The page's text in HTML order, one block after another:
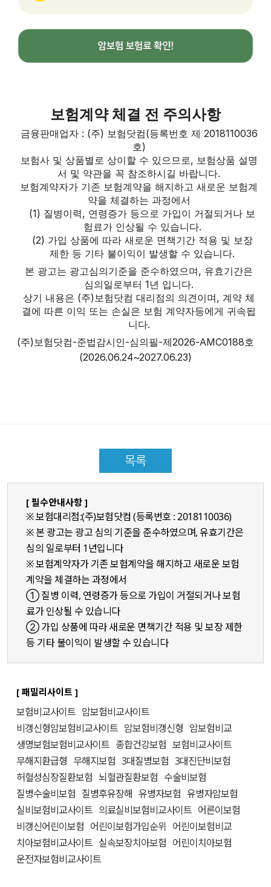
보험계약 체결 전 주의사항
금융판매업자 : (주) 보험닷컴(등록번호 제 2018110036
호)
보험사 및 상품별로 상이할 수 있으므로, 보험상품 설명
서 및 약관을 꼭 참조하시길 바랍니다.
보험계약자가 기존 보험계약을 해지하고 새로운 보험계
약을 체결하는 과정에서
(1) 질병이력, 연령증가 등으로 가입이 거절되거나 보
험료가 인상될 수 있습니다.
(2) 가입 상품에 따라 새로운 면책기간 적용 및 보장
제한 등 기타 불이익이 발생할 수 있습니다.
본 광고는 광고심의기준을 준수하였으며, 유효기간은
심의일로부터 1년 입니다.
상기 내용은 (주)보험닷컴 대리점의 의견이며, 계약 체
결에 따른 이익 또는 손실은 보험 계약자등에게 귀속됩
니다.
(주)보험닷컴-준법감시인-심의필-제2026-AMC0188호
(2026.06.24~2027.06.23)
목록
[ 필수안내사항 ]
※ 보험대리점:(주)보험닷컴 (등록번호 : 2018110036)
※ 본 광고는 광고 심의 기준을 준수하였으며, 유효기간은
심의 일로부터 1년입니다
※ 보험계약자가 기존 보험계약을 해지하고 새로운 보험
계약을 체결하는 과정에서
① 질병 이력, 연령증가 등으로 가입이 거절되거나 보험
료가 인상될 수 있습니다
② 가입 상품에 따라 새로운 면책기간 적용 및 보장 제한
등 기타 불이익이 발생할 수 있습니다
[ 패밀리사이트 ]
보험비교사이트 암보험비교사이트
비갱신형암보험비교사이트 암보험비갱신형 암보험비교
생명보험보험비교사이트 종합건강보험 보험비교사이트
무해지환급형 무해지보험 3대질병보험 3대진단비보험
허혈성심장질환보험 뇌혈관질환보험 수술비보험
질병수술비보험 질병후유장해 유병자보험 유병자암보험
실비보험비교사이트 의료실비보험비교사이트 어른이보험
비갱신어린이보험 어린이보험가입순위 어린이보험비교
치아보험비교사이트 실속보장치아보험 어린이치아보험
운전자보험비교사이트